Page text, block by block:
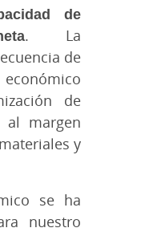
de
. La
de
de
al margen
y
se ha
nuestro